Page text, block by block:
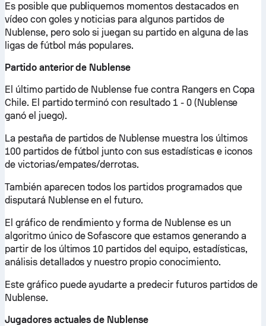
Es posible que publiquemos momentos destacados en
vídeo con goles y noticias para algunos partidos de
Nublense, pero solo si juegan su partido en alguna de las
ligas de fútbol más populares.
Partido anterior de Nublense
El último partido de Nublense fue contra Rangers en Copa
Chile. El partido terminó con resultado 1 - 0 (Nublense
ganó el juego).
La pestaña de partidos de Nublense muestra los últimos
100 partidos de fútbol junto con sus estadísticas e iconos
de victorias/empates/derrotas.
También aparecen todos los partidos programados que
disputará Nublense en el futuro.
El gráfico de rendimiento y forma de Nublense es un
algoritmo único de Sofascore que estamos generando a
partir de los últimos 10 partidos del equipo, estadísticas,
análisis detallados y nuestro propio conocimiento.
Este gráfico puede ayudarte a predecir futuros partidos de
Nublense.
Jugadores actuales de Nublense